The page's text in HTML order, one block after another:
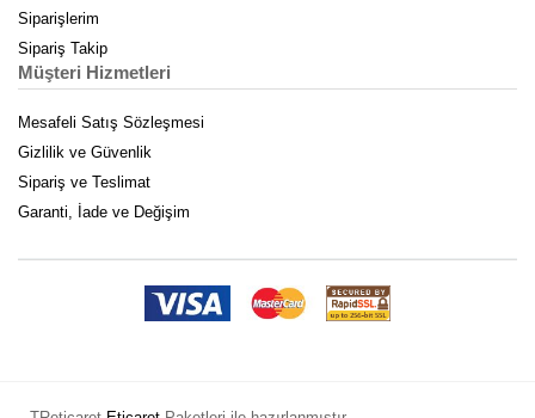
Siparişlerim
Sipariş Takip
Müşteri Hizmetleri
Mesafeli Satış Sözleşmesi
Gizlilik ve Güvenlik
Sipariş ve Teslimat
Garanti, İade ve Değişim